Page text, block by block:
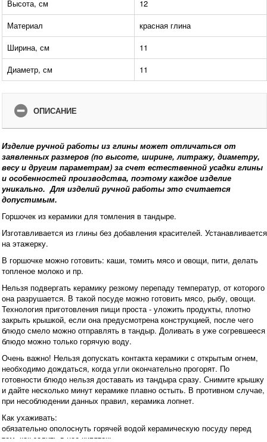
Высота, см
12
Материал
красная глина
Ширина, см
11
Диаметр, см
11
ОПИСАНИЕ
Изделие ручной работы из глины может отличаться от
заявленных размеров (по высоте, ширине, литражу, диаметру,
весу и другим параметрам) за счет естественной усадки глины
и особенностей производства, поэтому каждое изделие
уникально. Для изделий ручной работы это считается
допустимым.
Горшочек из керамики для томления в тандыре.
Изготавливается из глины без добавления красителей. Устанавливается
на этажерку.
В горшочке можно готовить: каши, томить мясо и овощи, пити, делать
топленое молоко и пр.
Нельзя подвергать керамику резкому перепаду температур, от которого
она разрушается. В такой посуде можно готовить мясо, рыбу, овощи.
Технология приготовления пищи проста - уложить продукты, плотно
закрыть крышкой, если она предусмотрена конструкцией, после чего
блюдо смело можно отправлять в тандыр. Доливать в уже согревшееся
блюдо можно только горячую воду.
Очень важно! Нельзя допускать контакта керамики с открытым огнем,
необходимо дождаться, когда угли окончательно прогорят. По
готовности блюдо нельзя доставать из тандыра сразу. Снимите крышку
и дайте несколько минут керамике плавно остыть. В противном случае,
при несоблюдении данных правил, керамика лопнет.
Как ухаживать:
обязательно ополоснуть горячей водой керамическую посуду перед
тем, как залить в нее кипяток;